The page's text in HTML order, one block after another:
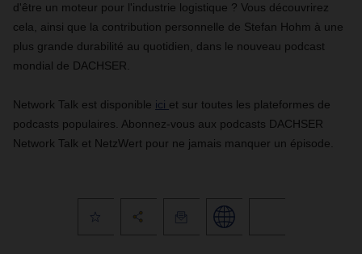
d'être un moteur pour l'industrie logistique ? Vous découvrirez
cela, ainsi que la contribution personnelle de Stefan Hohm à une
plus grande durabilité au quotidien, dans le nouveau podcast
mondial de DACHSER.
Network Talk est disponible ici et sur toutes les plateformes de
podcasts populaires. Abonnez-vous aux podcasts DACHSER
Network Talk et NetzWert pour ne jamais manquer un épisode.